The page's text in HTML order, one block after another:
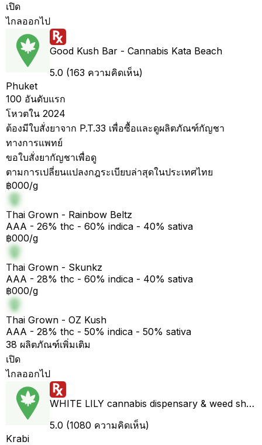
เปิด
ไกลออกไป
Good Kush Bar - Cannabis Kata Beach
5.0 (163 ความคิดเห็น)
Phuket
100 อันดับแรก
โหวตใน 2024
ต้องมีใบสั่งยาจาก P.T.33 เพื่อซื้อและดูผลิตภัณฑ์กัญชา
ทางการแพทย์
ขอใบสั่งยากัญชาเพื่อดู
ตามการเปลี่ยนแปลงกฎระเบียบล่าสุดในประเทศไทย
฿000/g
Thai Grown - Rainbow Beltz
AAA - 26% thc - 60% indica - 40% sativa
฿000/g
Thai Grown - Skunkz
AAA - 28% thc - 60% indica - 40% sativa
฿000/g
Thai Grown - OZ Kush
AAA - 28% thc - 50% indica - 50% sativa
38 ผลิตภัณฑ์เพิ่มเติม
เปิด
ไกลออกไป
WHITE LILY cannabis dispensary & weed shop aonang delivery
5.0 (1080 ความคิดเห็น)
Krabi